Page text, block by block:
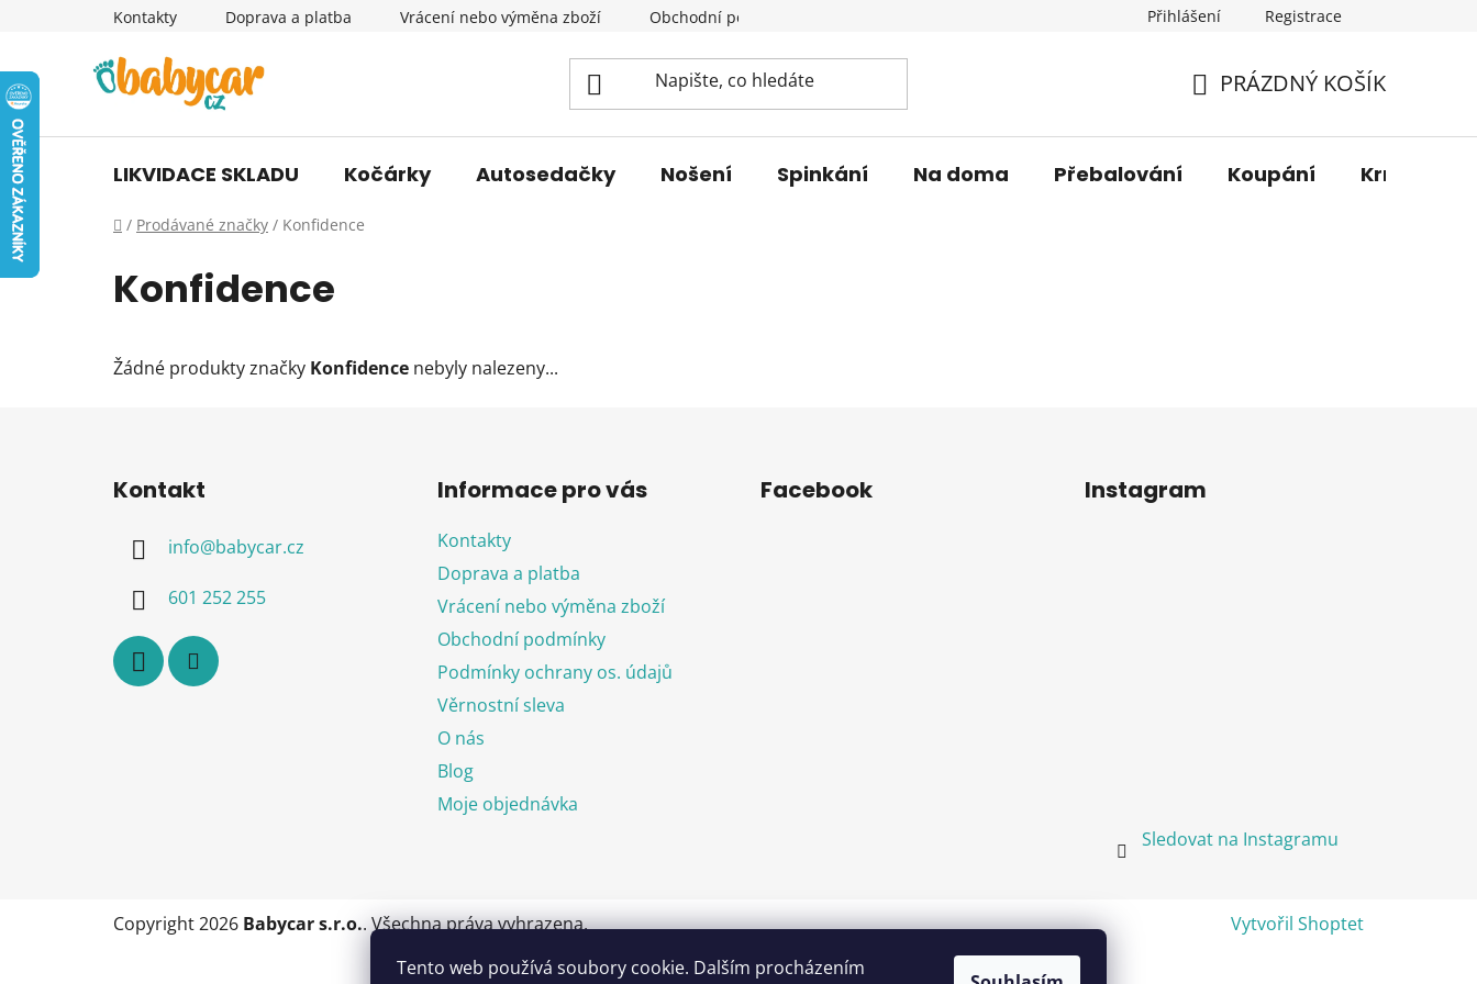
Tento web používá soubory cookie. Dalším procházením
Kontakty Doprava a platba Vrácení nebo výměna zboží Obchodní podmínky Věrnostní sleva O nás
Přihlášení Registrace
KOŠÍK
PRÁZDNÝ KOŠÍK
LIKVIDACE SKLADU Kočárky Autosedačky Nošení Spinkání Na doma Přebalování Koupání Krmení
Domů
/ Prodávané značky / Konfidence
Konfidence
Žádné produkty značky Konfidence nebyly nalezeny...
Kontakt
info@babycar.cz
601 252 255
Informace pro vás
Kontakty
Doprava a platba
Vrácení nebo výměna zboží
Obchodní podmínky
Podmínky ochrany os. údajů
Věrnostní sleva
O nás
Blog
Moje objednávka
Facebook Instagram
Sledovat na Instagramu
Vytvořil Shoptet
Copyright 2026 Babycar s.r.o.. Všechna práva vyhrazena.